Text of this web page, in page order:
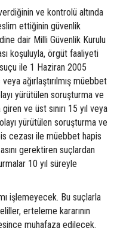
ve kontrolü altında
ettiğinin güvenlik
dair Milli Güvenlik Kurulu
koşuluyla, örgüt faaliyeti
ile 1 Haziran 2005
ağırlaştırılmış müebbet
yürütülen soruşturma ve
ve üst sınırı 15 yıl veya
yürütülen soruşturma ve
cezası ile müebbet hapis
gerektiren suçlardan
10 yıl süreyle
işlemeyecek. Bu suçlarla
erteleme kararının
muhafaza edilecek.